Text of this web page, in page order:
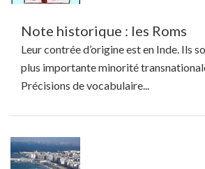
Note historique : les Roms
Leur contrée d’origine est en Inde. Ils
plus importante minorité
Précisions de vocabulaire...